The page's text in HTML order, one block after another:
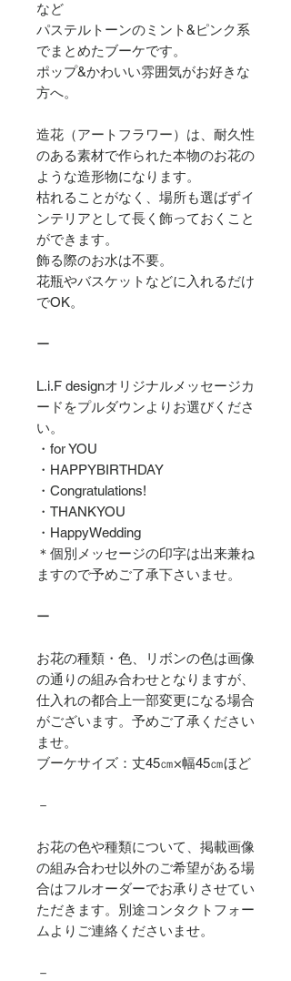
など
パステルトーンのミント&ピンク系
でまとめたブーケです。
ポップ&かわいい雰囲気がお好きな
方へ。
造花（アートフラワー）は、耐久性
のある素材で作られた本物のお花の
ような造形物になります。
枯れることがなく、場所も選ばずイ
ンテリアとして長く飾っておくこと
ができます。
飾る際のお水は不要。
花瓶やバスケットなどに入れるだけ
でOK。
ー
L.i.F designオリジナルメッセージカ
ードをプルダウンよりお選びくださ
い。
・for YOU
・HAPPYBIRTHDAY
・Congratulations!
・THANKYOU
・HappyWedding
＊個別メッセージの印字は出来兼ね
ますので予めご了承下さいませ。
ー
お花の種類・色、リボンの色は画像
の通りの組み合わせとなりますが、
仕入れの都合上一部変更になる場合
がございます。予めご了承ください
ませ。
ブーケサイズ：丈45㎝×幅45㎝ほど
－
お花の色や種類について、掲載画像
の組み合わせ以外のご希望がある場
合はフルオーダーでお承りさせてい
ただきます。別途コンタクトフォー
ムよりご連絡くださいませ。
－